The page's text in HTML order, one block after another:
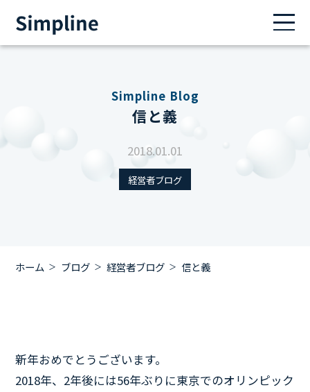
Simpline Blog
信と義
2018.01.01
経営者ブログ
ホーム ブログ 経営者ブログ 信と義
新年おめでとうございます。
2018年、2年後には56年ぶりに東京でのオリンピック